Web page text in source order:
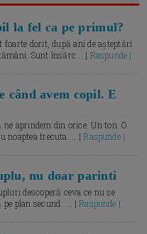
la fel ca pe primul?
dorit, după ani de așteptări
Sunt însărc... | Raspunde |
când avem copil. E
aprindem din orice. Un ton. O
noaptea trecuta.... |Raspunde |
nu doar parinti
descoperă ceva ce nu se
pe plan secund. ... |Raspunde |